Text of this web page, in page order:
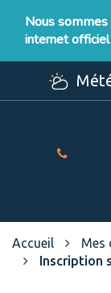
Nous sommes
internet
Accueil Mes
Inscription